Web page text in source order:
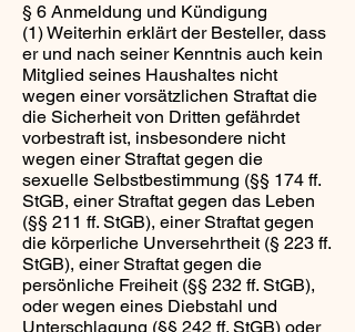
§ 6 Anmeldung und Kündigung
(1) Weiterhin erklärt der Besteller, dass
er und nach seiner Kenntnis auch kein
Mitglied seines Haushaltes nicht
wegen einer vorsätzlichen Straftat die
die Sicherheit von Dritten gefährdet
vorbestraft ist, insbesondere nicht
wegen einer Straftat gegen die
sexuelle Selbstbestimmung (§§ 174 ff.
StGB, einer Straftat gegen das Leben
(§§ 211 ff. StGB), einer Straftat gegen
die körperliche Unversehrtheit (§ 223 ff.
StGB), einer Straftat gegen die
persönliche Freiheit (§§ 232 ff. StGB),
oder wegen eines Diebstahl und
Unterschlagung (§§ 242 ff. StGB) oder